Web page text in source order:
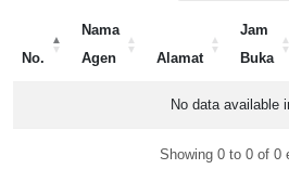
No.
Nama
Agen
Alamat
Jam
Buka
Alamat
Jam
No data available
Showing 0 to 0 of 0